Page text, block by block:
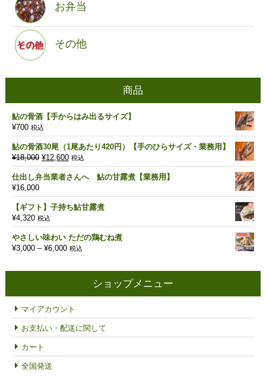
お弁当
その他
商品
鮎の骨酒【手からはみ出るサイズ】
¥700 税込
鮎の骨酒30尾（1尾あたり420円）【手のひらサイズ・業務用】
¥18,000 元
の
価
は
¥18,000
で
し
た。
¥12,600現
在
の
格
は
す。
税込
仕出し弁当業者さんへ 鮎の甘露煮【業務用】
¥16,000
【ギフト】子持ち鮎甘露煮
¥4,320 税込
やさしい味わい ただの鶏むね煮
¥3,000 – ¥6,000価税込
ショップメニュー
マイアカウント
お支払い・配送に関して
カート
全国発送